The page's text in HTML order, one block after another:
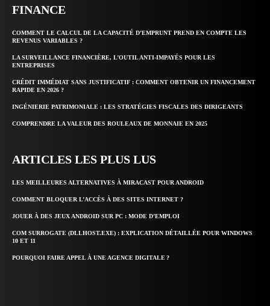
FINANCE
COMMENT LE CALCUL DE LA CAPACITÉ D’EMPRUNT PREND EN COMPTE LES
REVENUS VARIABLES ?
LA SURVEILLANCE FINANCIÈRE, L’OUTIL ANTI-IMPAYÉS POUR LES
ENTREPRISES
CRÉDIT IMMÉDIAT SANS JUSTIFICATIF : COMMENT OBTENIR UN FINANCEMENT
RAPIDE EN 2026 ?
INGÉNIERIE PATRIMONIALE : LES STRATÉGIES FISCALES DES DIRIGEANTS
COMPRENDRE LA VALEUR DES ROULEAUX DE MONNAIE EN 2025
ARTICLES LES PLUS LUS
LES MEILLEURES ALTERNATIVES À MIRACAST POUR ANDROID
COMMENT BLOQUER L’ACCÈS À DES SITES INTERNET ?
JOUER À DES JEUX ANDROID SUR PC : MODE D’EMPLOI
COM SURROGATE (DLLHOST.EXE) : EXPLICATION DÉTAILLÉE POUR WINDOWS
10 ET 11
POURQUOI FAIRE APPEL À UNE AGENCE DIGITALE ?